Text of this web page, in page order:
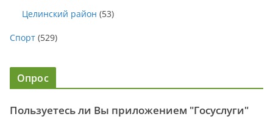
Целинский район (53)
Спорт (529)
Опрос
Пользуетесь ли Вы приложением "Госуслуги"